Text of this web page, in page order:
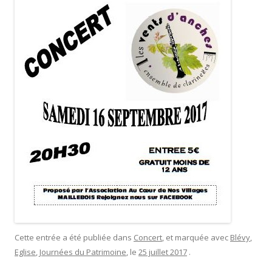
Cette entrée a été publiée dans Concert, et marquée avec Blévy,
Eglise, Journées du Patrimoine, le 25 juillet 2017 .